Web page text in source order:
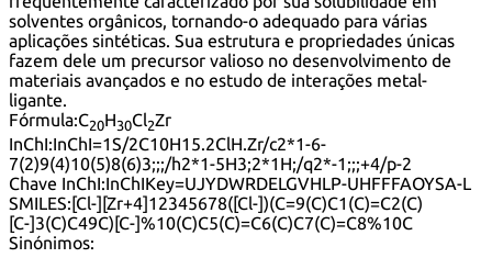
solventes orgânicos, tornando-o adequado para várias
aplicações sintéticas. Sua estrutura e propriedades únicas
fazem dele um precursor valioso no desenvolvimento de
materiais avançados e no estudo de interações metal-
ligante.
Fórmula:C20H30Cl2Zr
InChI:InChI=1S/2C10H15.2ClH.Zr/c2*1-6-
7(2)9(4)10(5)8(6)3;;;/h2*1-5H3;2*1H;/q2*-1;;;+4/p-2
Chave InChI:InChIKey=UJYDWRDELGVHLP-UHFFFAOYSA-L
SMILES:[Cl-][Zr+4]12345678([Cl-])(C=9(C)C1(C)=C2(C)
[C-]3(C)C49C)[C-]%10(C)C5(C)=C6(C)C7(C)=C8%10C
Sinónimos: